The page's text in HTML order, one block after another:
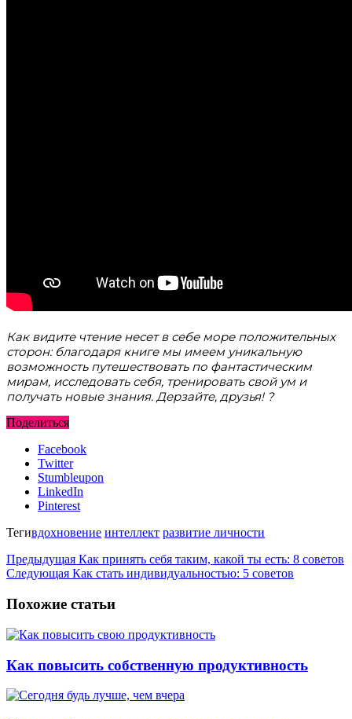
Как видите чтение несет в себе море положительных
сторон: благодаря книге мы имеем уникальную
возможность путешествовать по фантастическим
мирам, исследовать себя, тренировать свой ум и
получать новые знания. Дерзайте, друзья! ?
Поделиться
Facebook
Twitter
Stumbleupon
LinkedIn
Pinterest
Тегивдохновение интеллект развитие личности
Предыдущая Как принять себя таким, какой ты есть: 8 советов
Следующая Как стать индивидуальностью: 5 советов
Похожие статьи
Как повысить собственную продуктивность